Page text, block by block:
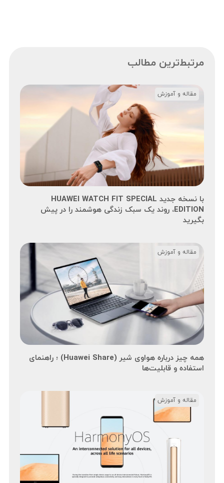
مرتبط‌ترین مطالب
با نسخه جدید HUAWEI WATCH FIT SPECIAL
EDITION، روند یک سبک زندگی هوشمند را در پیش
بگیرید
مقاله و آموزش
همه چیز درباره هواوی شیر (Huawei Share) ؛ راهنمای
استفاده و قابلیت‌ها
مقاله و آموزش
مقاله و آموزش